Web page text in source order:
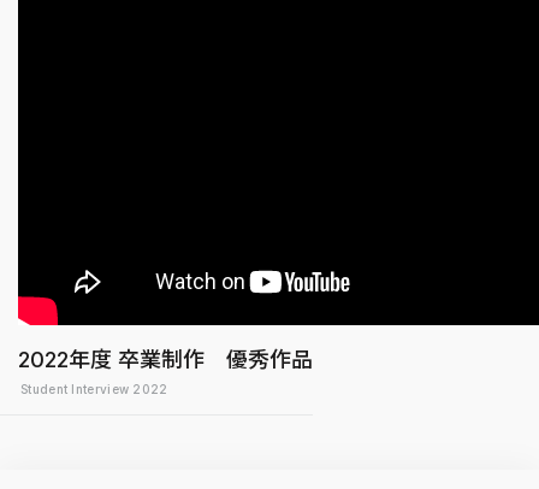
2022年度 卒業制作 優秀作品
Student Interview 2022